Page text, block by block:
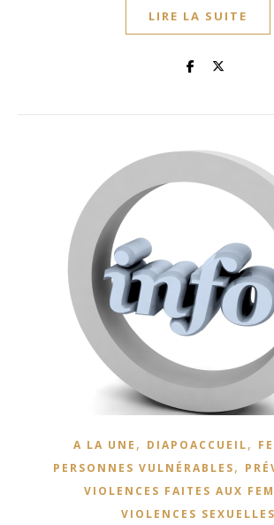
LIRE LA SUITE
A LA UNE , DIAPOACCUEIL,
PERSONNES VULNÉRABLES,
VIOLENCES FAITES AUX
VIOLENCES SEXUELLES